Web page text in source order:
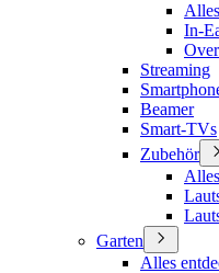
In-
Streaming
Beamer
Smart-TVs
Zubehör
Garten
Alles